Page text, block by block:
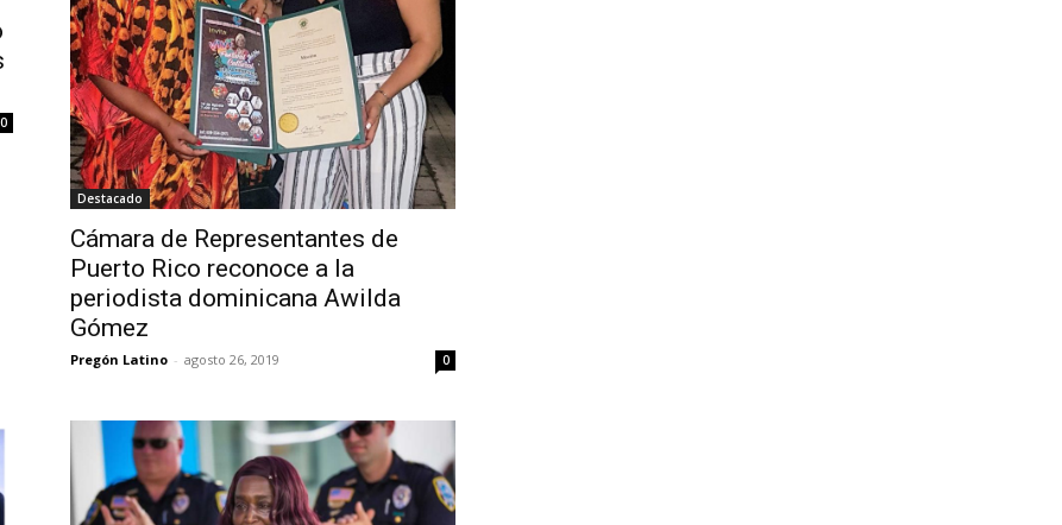
0
Destacado
Cámara de Representantes de
Puerto Rico reconoce a la
periodista dominicana Awilda
Gómez
Pregón Latino - agosto 26, 2019 0